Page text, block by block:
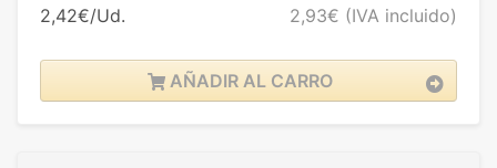
2,42€/Ud. 2,93€ (IVA incluido)
AÑADIR AL CARRO